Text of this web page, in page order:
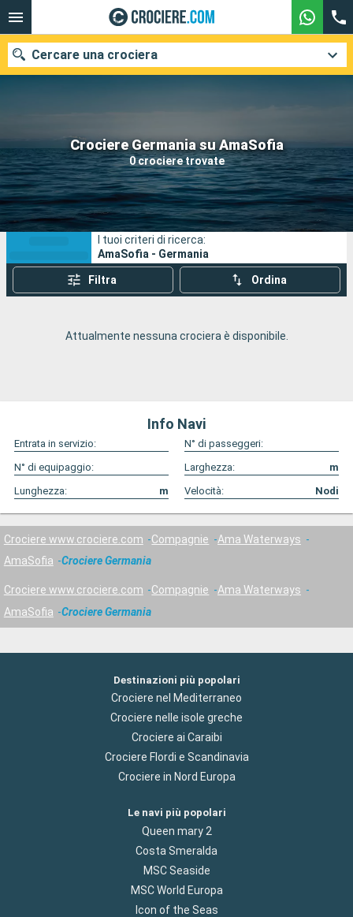
Crociere Germania su AmaSofia
0 crociere trovate
Cercare una crociera
Le nostre destinazioni
Mesi di partenza
Porti Compagnie
Ricerca
I tuoi criteri di ricerca:
AmaSofia - Germania
Filtra Ordina
Attualmente nessuna crociera è disponibile.
Info Navi
Entrata in servizio:
N° di passeggeri:
N° di equipaggio:
Larghezza:
m
Lunghezza:
m Velocità: Nodi
Crociere www.crociere.com Compagnie
Ama Waterways
AmaSofia
Crociere Germania
Crociere www.crociere.com Compagnie
Ama Waterways
AmaSofia
Crociere Germania
Destinazioni più popolari
Crociere nel Mediterraneo
Crociere nelle isole greche
Crociere ai Caraibi
Crociere Flordi e Scandinavia
Crociere in Nord Europa
Le navi più popolari
Queen mary 2
Costa Smeralda
MSC Seaside
MSC World Europa
Icon of the Seas